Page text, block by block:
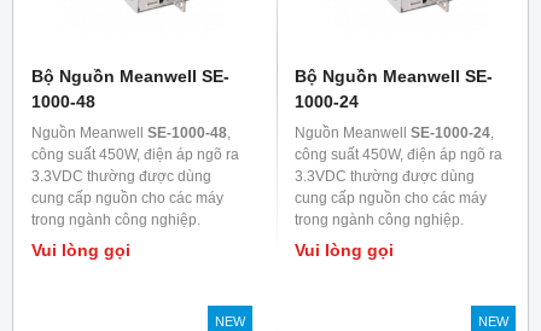
Bộ Nguồn Meanwell SE-
1000-48
Nguồn Meanwell SE-1000-48,
công suất 450W, điện áp ngõ ra
3.3VDC thường được dùng
cung cấp nguồn cho các máy
trong ngành công nghiệp.
Vui lòng gọi
Bộ Nguồn Meanwell SE-
1000-24
Nguồn Meanwell SE-1000-24,
công suất 450W, điện áp ngõ ra
3.3VDC thường được dùng
cung cấp nguồn cho các máy
trong ngành công nghiệp.
Vui lòng gọi
NEW NEW